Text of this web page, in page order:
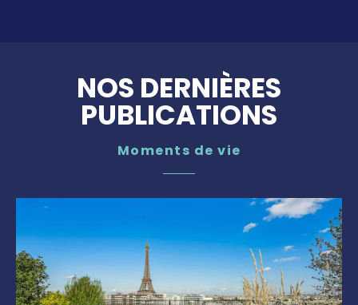
NOS DERNIÈRES
PUBLICATIONS
Moments de vie